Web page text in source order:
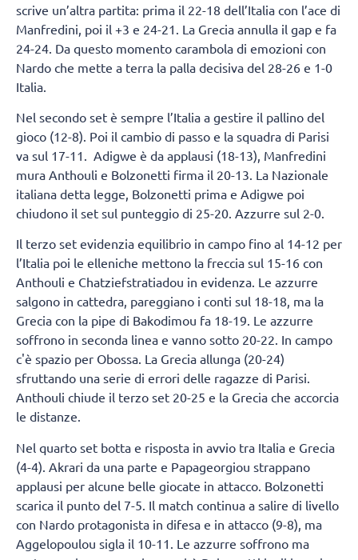
scrive un’altra partita: prima il 22-18 dell’Italia con l’ace di
Manfredini, poi il +3 e 24-21. La Grecia annulla il gap e fa
24-24. Da questo momento carambola di emozioni con
Nardo che mette a terra la palla decisiva del 28-26 e 1-0
Italia.
Nel secondo set è sempre l’Italia a gestire il pallino del
gioco (12-8). Poi il cambio di passo e la squadra di Parisi
va sul 17-11. Adigwe è da applausi (18-13), Manfredini
mura Anthouli e Bolzonetti firma il 20-13. La Nazionale
italiana detta legge, Bolzonetti prima e Adigwe poi
chiudono il set sul punteggio di 25-20. Azzurre sul 2-0.
Il terzo set evidenzia equilibrio in campo fino al 14-12 per
l’Italia poi le elleniche mettono la freccia sul 15-16 con
Anthouli e Chatziefstratiadou in evidenza. Le azzurre
salgono in cattedra, pareggiano i conti sul 18-18, ma la
Grecia con la pipe di Bakodimou fa 18-19. Le azzurre
soffrono in seconda linea e vanno sotto 20-22. In campo
c'è spazio per Obossa. La Grecia allunga (20-24)
sfruttando una serie di errori delle ragazze di Parisi.
Anthouli chiude il terzo set 20-25 e la Grecia che accorcia
le distanze.
Nel quarto set botta e risposta in avvio tra Italia e Grecia
(4-4). Akrari da una parte e Papageorgiou strappano
applausi per alcune belle giocate in attacco. Bolzonetti
scarica il punto del 7-5. Il match continua a salire di livello
con Nardo protagonista in difesa e in attacco (9-8), ma
Aggelopoulou sigla il 10-11. Le azzurre soffrono ma